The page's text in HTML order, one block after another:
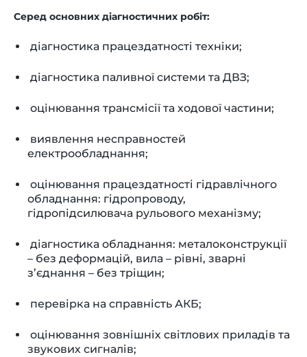
Серед основних діагностичних робіт:
діагностика працездатності техніки;
діагностика паливної системи та ДВЗ;
оцінювання трансмісії та ходової частини;
виявлення несправностей
електрообладнання;
оцінювання працездатності гідравлічного
обладнання: гідропроводу,
гідропідсилювача рульового механізму;
діагностика обладнання: металоконструкції
– без деформацій, вила – рівні, зварні
з’єднання – без тріщин;
перевірка на справність АКБ;
оцінювання зовнішніх світлових приладів та
звукових сигналів;